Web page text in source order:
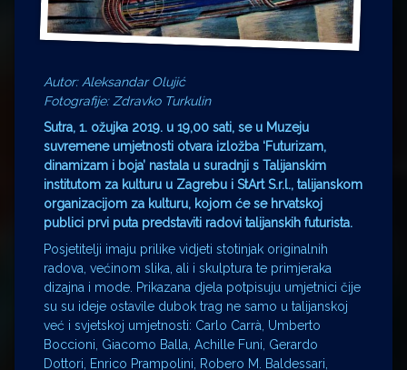
Autor: Aleksandar Olujić
Fotografije: Zdravko Turkulin
Sutra, 1. ožujka 2019. u 19,00 sati, se u Muzeju
suvremene umjetnosti otvara izložba ‘Futurizam,
dinamizam i boja’ nastala u suradnji s Talijanskim
institutom za kulturu u Zagrebu i StArt S.r.l., talijanskom
organizacijom za kulturu, kojom će se hrvatskoj
publici prvi puta predstaviti radovi talijanskih futurista.
Posjetitelji imaju prilike vidjeti stotinjak originalnih
radova, većinom slika, ali i skulptura te primjeraka
dizajna i mode. Prikazana djela potpisuju umjetnici čije
su su ideje ostavile dubok trag ne samo u talijanskoj
već i svjetskoj umjetnosti: Carlo Carrà, Umberto
Boccioni, Giacomo Balla, Achille Funi, Gerardo
Dottori, Enrico Prampolini, Robero M. Baldessari,